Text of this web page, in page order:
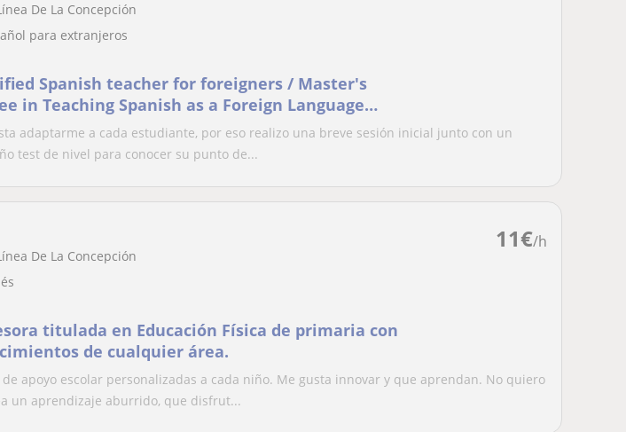
De La Concepción
para extranjeros
Spanish teacher for foreigners / Master's
in Teaching Spanish as a Foreign Language
adaptarme a cada estudiante, por eso realizo una breve sesión inicial junto con un
test de nivel para conocer su punto de...
11€/h
De La Concepción
titulada en Educación Física de primaria con
de cualquier área.
de apoyo escolar personalizadas a cada niño. Me gusta innovar y que aprendan. No quiero
un aprendizaje aburrido, que disfrut...